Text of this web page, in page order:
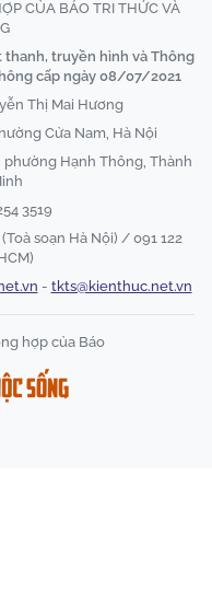
CỦA BÁO TRI THỨC VÀ
thanh, truyền hình và Thông
cấp ngày 08/07/2021
Thị Mai Hương
Cửa Nam, Hà Nội
phường Hạnh Thông, Thành
3519
soạn Hà Nội) / 091 122
- tkts@kienthuc.net.vn
hợp của Báo